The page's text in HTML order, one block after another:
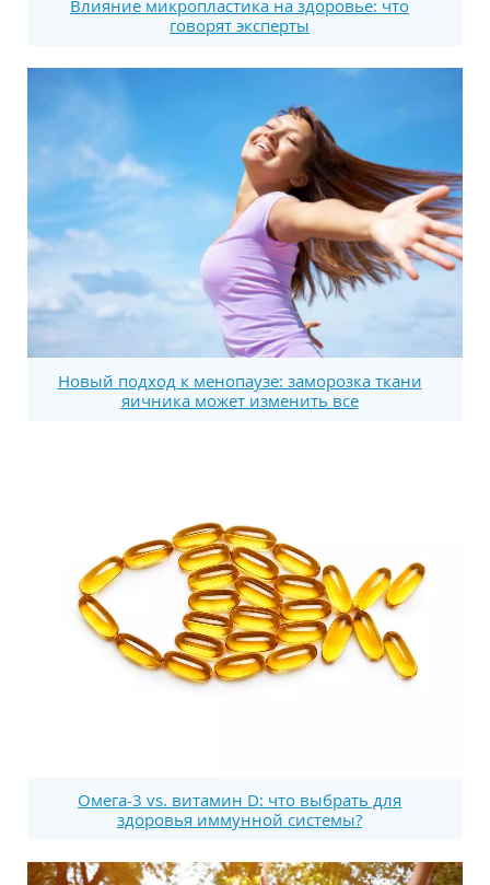
Влияние микропластика на здоровье: что
говорят эксперты
Новый подход к менопаузе: заморозка ткани
яичника может изменить все
Омега-3 vs. витамин D: что выбрать для
здоровья иммунной системы?